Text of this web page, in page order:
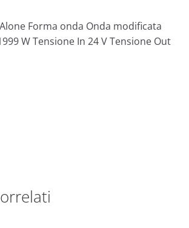
Forma onda Onda modificata
W Tensione In 24 V Tensione Out